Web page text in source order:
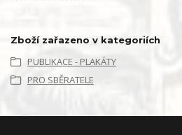
Zboží zařazeno v kategoriích
PUBLIKACE - PLAKÁTY
PRO SBĚRATELE